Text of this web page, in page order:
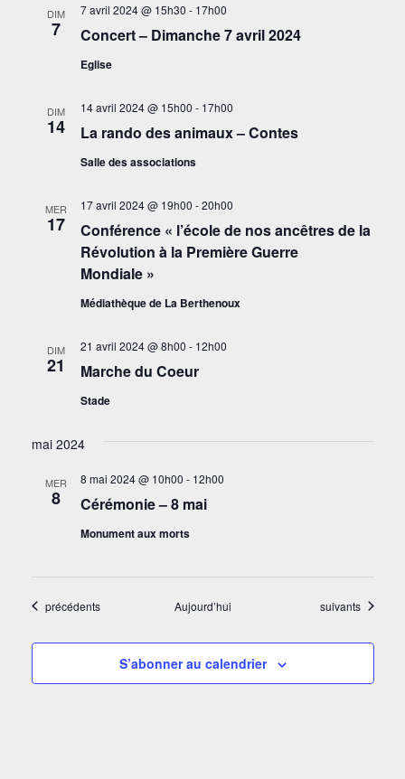
DIM
7 Concert – Dimanche 7 avril 2024
7 avril 2024 @ 15h30 - 17h00
Eglise
DIM
14 La rando des animaux – Contes
14 avril 2024 @ 15h00 - 17h00
Salle des associations
MER
17
Conférence « l’école de nos ancêtres de la
Révolution à la Première Guerre
Mondiale »
17 avril 2024 @ 19h00 -20h00
Médiathèque de La Berthenoux
DIM
21 Marche du Coeur
21 avril 2024 @ 8h00 - 12h00
Stade
mai 2024
MER
8 Cérémonie – 8 mai
8 mai 2024 @ 10h00 - 12h00
Monument aux morts
Évènements
précédents Aujourd’hui Évènements
suivants
S’abonner au calendrier